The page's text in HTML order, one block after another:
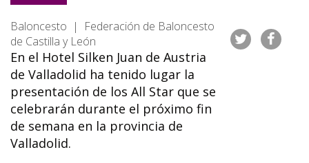
Baloncesto | Federación de Baloncesto
de Castilla y León
En el Hotel Silken Juan de Austria
de Valladolid ha tenido lugar la
presentación de los All Star que se
celebrarán durante el próximo fin
de semana en la provincia de
Valladolid.